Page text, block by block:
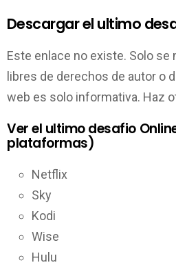
Descargar el ultimo
Este enlace no existe. Solo se
libres de derechos de autor o
web es solo informativa. Haz
Ver el ultimo desafio
plataformas)
Netflix
Sky
Kodi
Wise
Hulu